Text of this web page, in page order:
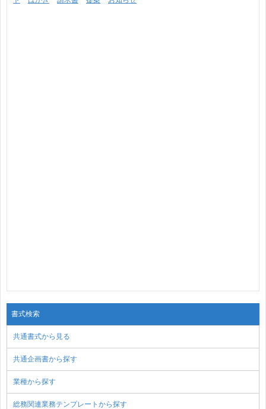
書式検索
共通書式から見る
共通企画書から探す
業種から探す
総務関連業務テンプレートから探す